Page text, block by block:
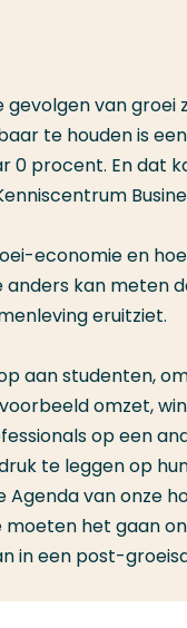
van groei
te houden is
procent. En dat
economie en
anders kan meten
eruitziet.
aan studenten,
omzet,
op een
te leggen op
van onze
moeten het gaan
in een post-